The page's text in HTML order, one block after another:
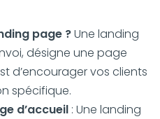
page ?Une landing
désigne une page
d’encourager vos clients
spécifique.
d’accueil : Une landing